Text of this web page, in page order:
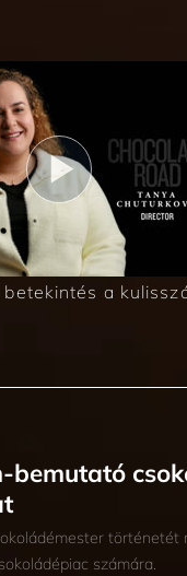
betekintés a
történetét
számára.